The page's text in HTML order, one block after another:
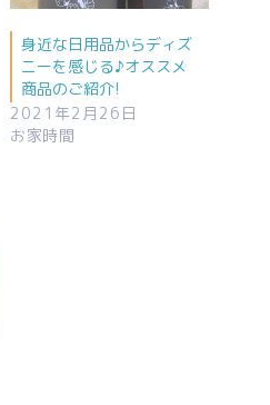
身近な日用品からディズ
ニーを感じる♪オススメ
商品のご紹介!
2021年2月26日
お家時間